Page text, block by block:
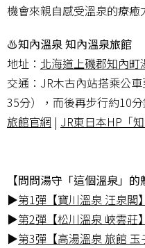
機會來親自感受溫泉的療癒
♨知內溫泉 知內溫泉旅館
地址： 北海道上磯郡知內町
交通：JR木古內站搭乘公
35分），而後再步行約10
旅館官網 | JR東日本HP「
【問問湯守「這個溫泉」的
▶第1彈【寶川溫泉 汪泉閣】
▶第2彈【松川溫泉 峽雲莊】
▶第3彈【高湯溫泉 旅館 玉